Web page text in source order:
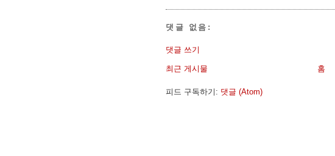
댓글 없음:
댓글 쓰기
최근 게시물 홈
피드 구독하기: 댓글 (Atom)